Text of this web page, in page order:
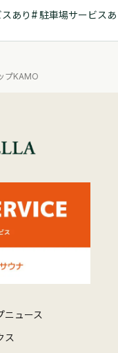
あり 駐車場サービス
プKAMO
ニュース
ス